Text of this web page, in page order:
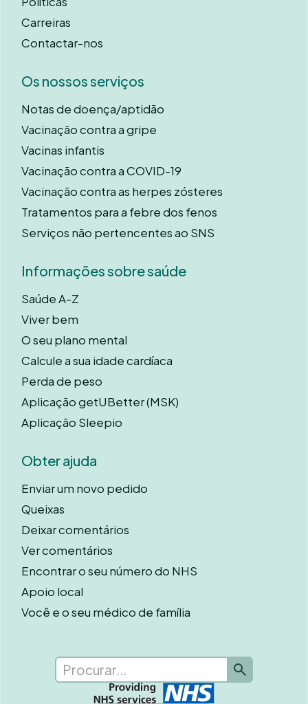
Carreiras
Contactar-nos
Os nossos serviços
Notas de doença/aptidão
Vacinação contra a gripe
Vacinas infantis
Vacinação contra a COVID-19
Vacinação contra as herpes zósteres
Tratamentos para a febre dos fenos
Serviços não pertencentes ao SNS
Informações sobre saúde
Saúde A-Z
Viver bem
O seu plano mental
Calcule a sua idade cardíaca
Perda de peso
Aplicação getUBetter (MSK)
Aplicação Sleepio
Obter ajuda
Enviar um novo pedido
Queixas
Deixar comentários
Ver comentários
Encontrar o seu número do NHS
Apoio local
Você e o seu médico de família